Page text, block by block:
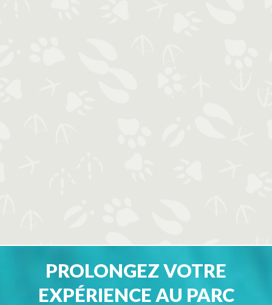
PROLONGEZ VOTRE
EXPÉRIENCE AU PARC